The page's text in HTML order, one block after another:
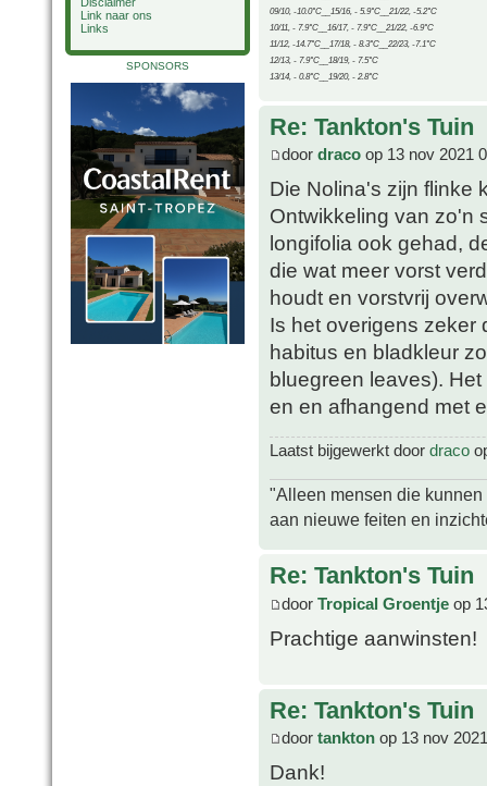
Link naar ons
Links
SPONSORS
09/10, -10.0°C__15/16, - 5.9°C__21/22, -5.2°C
10/11, - 7.9°C__16/17, - 7.9°C__21/22, -6.9°C
11/12, -14.7°C__17/18, - 8.3°C__22/23, -7.1°C
12/13, - 7.9°C__18/19, - 7.5°C
13/14, - 0.8°C__19/20, - 2.8°C
Re: Tankton's Tuin
door draco op 13 nov 2021
Die Nolina's zijn flinke
Ontwikkeling van zo'n
longifolia ook gehad,
die wat meer vorst
houdt en vorstvrij
Is het overigens zeker
habitus en bladkleur
bluegreen leaves).
en en afhangend met
Laatst bijgewerkt door draco
"Alleen mensen die
aan nieuwe feiten en
Re: Tankton's Tuin
door Tropical Groentje op
Prachtige aanwinsten!
Re: Tankton's Tuin
door tankton op 13 nov
Dank!